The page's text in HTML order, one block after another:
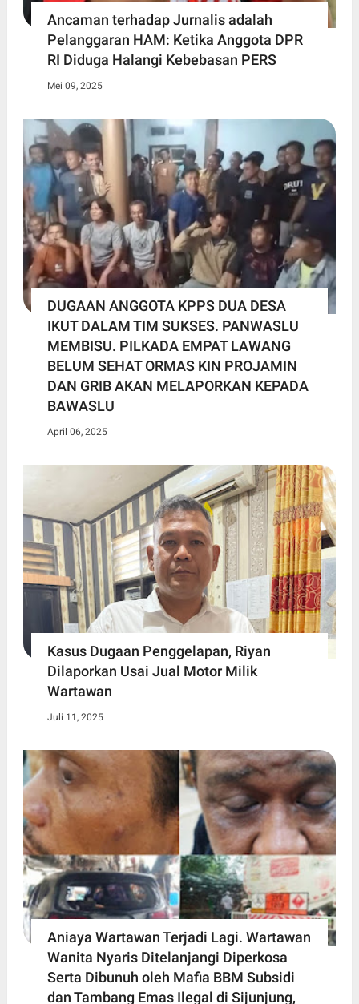
Ancaman terhadap Jurnalis adalah
Pelanggaran HAM: Ketika Anggota DPR
RI Diduga Halangi Kebebasan PERS
Mei 09, 2025
DUGAAN ANGGOTA KPPS DUA DESA
IKUT DALAM TIM SUKSES. PANWASLU
MEMBISU. PILKADA EMPAT LAWANG
BELUM SEHAT ORMAS KIN PROJAMIN
DAN GRIB AKAN MELAPORKAN KEPADA
BAWASLU
April 06, 2025
Kasus Dugaan Penggelapan, Riyan
Dilaporkan Usai Jual Motor Milik
Wartawan
Juli 11, 2025
Aniaya Wartawan Terjadi Lagi. Wartawan
Wanita Nyaris Ditelanjangi Diperkosa
Serta Dibunuh oleh Mafia BBM Subsidi
dan Tambang Emas Ilegal di Sijunjung,